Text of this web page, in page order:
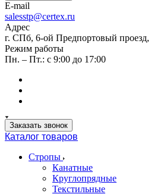
E-mail
salesstp@certex.ru
Адрес
г. СПб, 6-ой Предпортовый проезд,
Режим работы
Пн. – Пт.: с 9:00 до 17:00
Заказать звонок
Каталог товаров
Стропы
Канатные
Круглопрядные
Текстильные